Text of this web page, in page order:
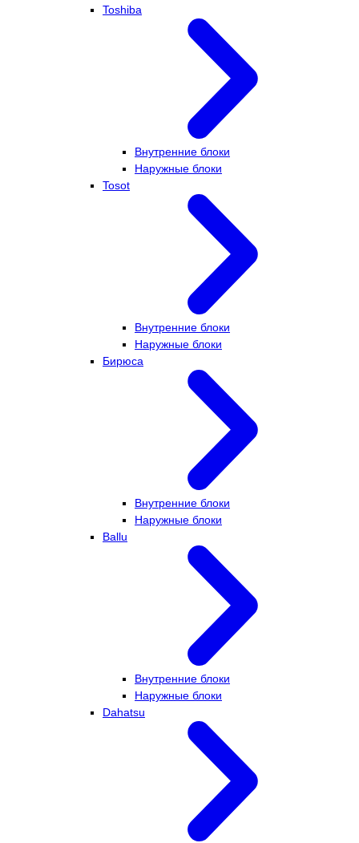
Toshiba
Внутренние блоки
Наружные блоки
Tosot
Внутренние блоки
Наружные блоки
Бирюса
Внутренние блоки
Наружные блоки
Ballu
Внутренние блоки
Наружные блоки
Dahatsu